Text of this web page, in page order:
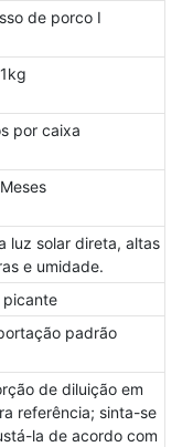
de porco Ⅰ
1kg
por caixa
luz solar direta, altas
e umidade.
picante
padrão
de diluição em
referência; sinta-se
la de acordo com